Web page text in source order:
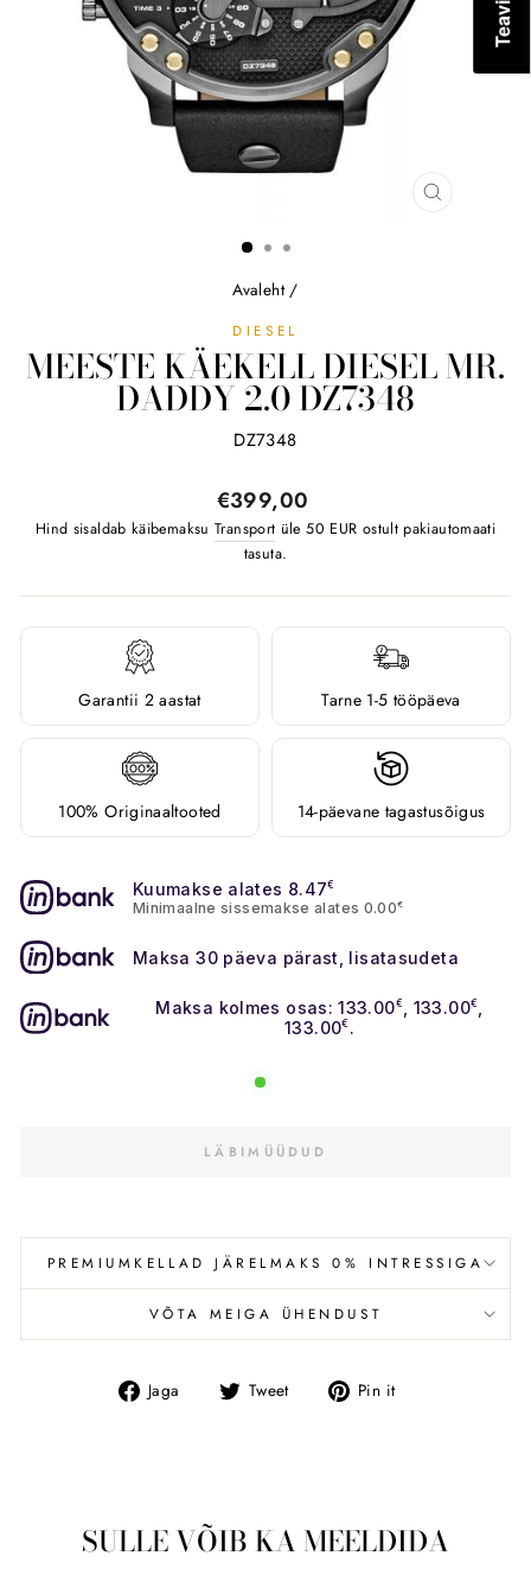
SULGE
Avaleht /
DIESEL
MEESTE KÄEKELL DIESEL MR.
DADDY 2.0 DZ7348
DZ7348
Tavahind
€399,00
Hind sisaldab käibemaksuTransport üle 50 EUR ostult pakiautomaati
tasuta.
Garantii 2 aastat Tarne 1-5 tööpäeva
100% Originaaltooted 14-päevane tagastusõigus
Kuumakse alates 8.47€
Minimaalne sissemakse alates 0.00€
Maksa 30 päeva pärast, lisatasudeta
Maksa kolmes osas: 133.00€ , 133.00€
133.00€ .
LÄBIMÜÜDUD
PREMIUMKELLAD JÄRELMAKS 0% INTRESSIGA
VÕTA MEIGA ÜHENDUST
Jaga
Jaga
Tweet Tweet Pin it
SULLE VÕIB KA MEELDIDA